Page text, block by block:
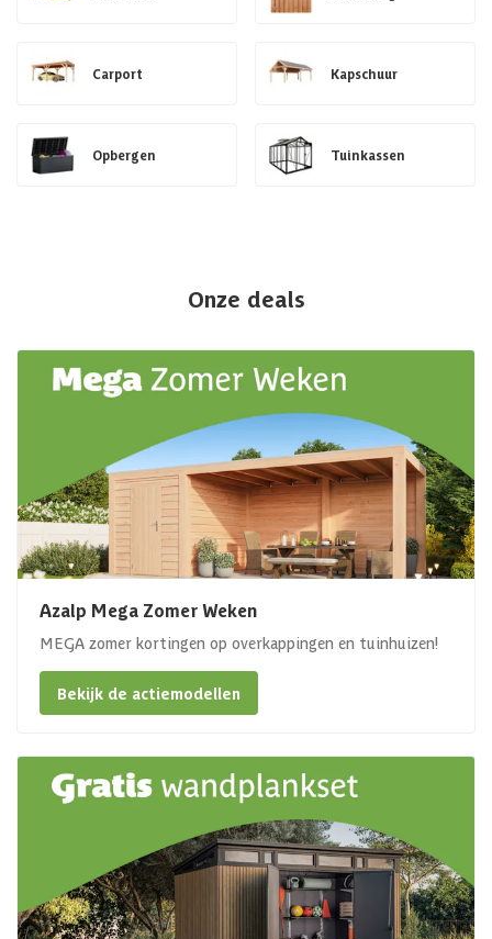
Carport Kapschuur
Opbergen Tuinkassen
Onze deals
Azalp Mega Zomer Weken
MEGA zomer kortingen op overkappingen en tuinhuizen!
Bekijk de actiemodellen